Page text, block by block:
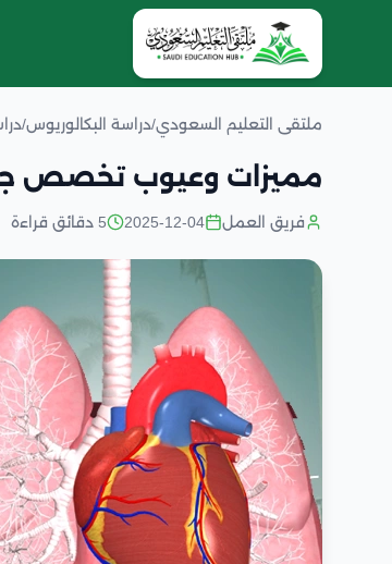
ملتقى التعليم السعودي/دراسة البكالوريوس/
مميزات وعيوب تخصص
فريق العمل 2025-12-04 5 دقائق قراءة